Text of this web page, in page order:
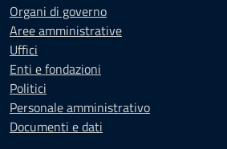
Organi di governo
Aree amministrative
Uffici
Enti e fondazioni
Politici
Personale amministrativo
Documenti e dati